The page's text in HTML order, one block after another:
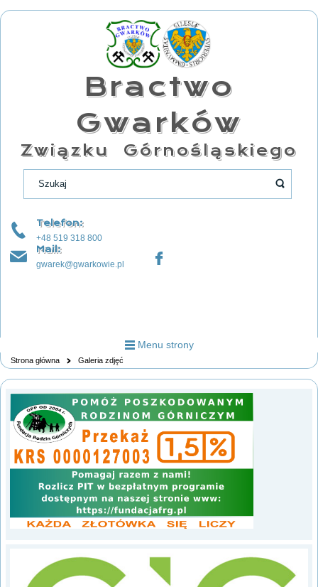
Bractwo
Gwarków
Związku Górnośląskiego
Telefon:
+48 519 318 800
Mail:
gwarek@gwarkowie.pl
Menu strony
Strona główna Galeria zdjęć